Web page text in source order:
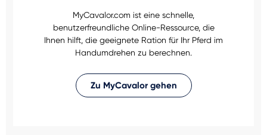
MyCavalor.com ist eine schnelle,
benutzerfreundliche Online-Ressource, die
Ihnen hilft, die geeignete Ration für Ihr Pferd im
Handumdrehen zu berechnen.
Zu MyCavalor gehen